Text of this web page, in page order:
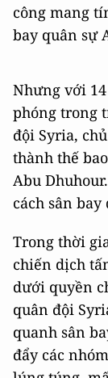
công mang
bay quân sự
Nhưng với
phóng trong
đội Syria,
thành thế
Abu
cách sân
Trong thời
chiến dịch
dưới quyền
quân đội
quanh sân
đẩy các